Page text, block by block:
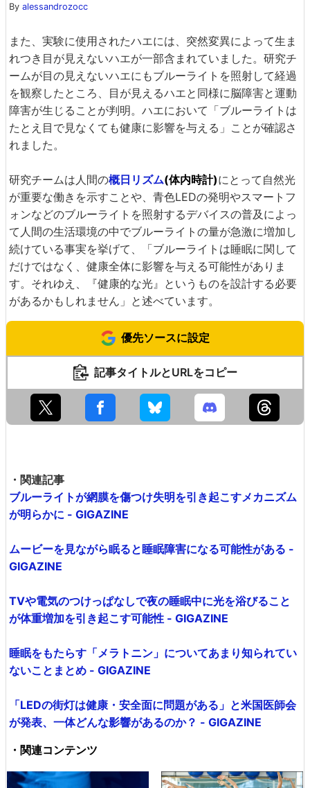
By alessandrozocc
また、実験に使用されたハエには、突然変異によって生ま
れつき目が見えないハエが一部含まれていました。研究チ
ームが目の見えないハエにもブルーライトを照射して経過
を観察したところ、目が見えるハエと同様に脳障害と運動
障害が生じることが判明。ハエにおいて「ブルーライトは
たとえ目で見なくても健康に影響を与える」ことが確認さ
れました。
研究チームは人間の概日リズム(体内時計)にとって自然光
が重要な働きを示すことや、青色LEDの発明やスマートフ
ォンなどのブルーライトを照射するデバイスの普及によっ
て人間の生活環境の中でブルーライトの量が急激に増加し
続けている事実を挙げて、「ブルーライトは睡眠に関して
だけではなく、健康全体に影響を与える可能性がありま
す。それゆえ、『健康的な光』というものを設計する必要
があるかもしれません」と述べています。
優先ソースに設定
記事タイトルとURLをコピー
・関連記事
ブルーライトが網膜を傷つけ失明を引き起こすメカニズム
が明らかに - GIGAZINE
ムービーを見ながら眠ると睡眠障害になる可能性がある -
GIGAZINE
TVや電気のつけっぱなしで夜の睡眠中に光を浴びること
が体重増加を引き起こす可能性 - GIGAZINE
睡眠をもたらす「メラトニン」についてあまり知られてい
ないことまとめ - GIGAZINE
「LEDの街灯は健康・安全面に問題がある」と米国医師会
が発表、一体どんな影響があるのか？ - GIGAZINE
・関連コンテンツ